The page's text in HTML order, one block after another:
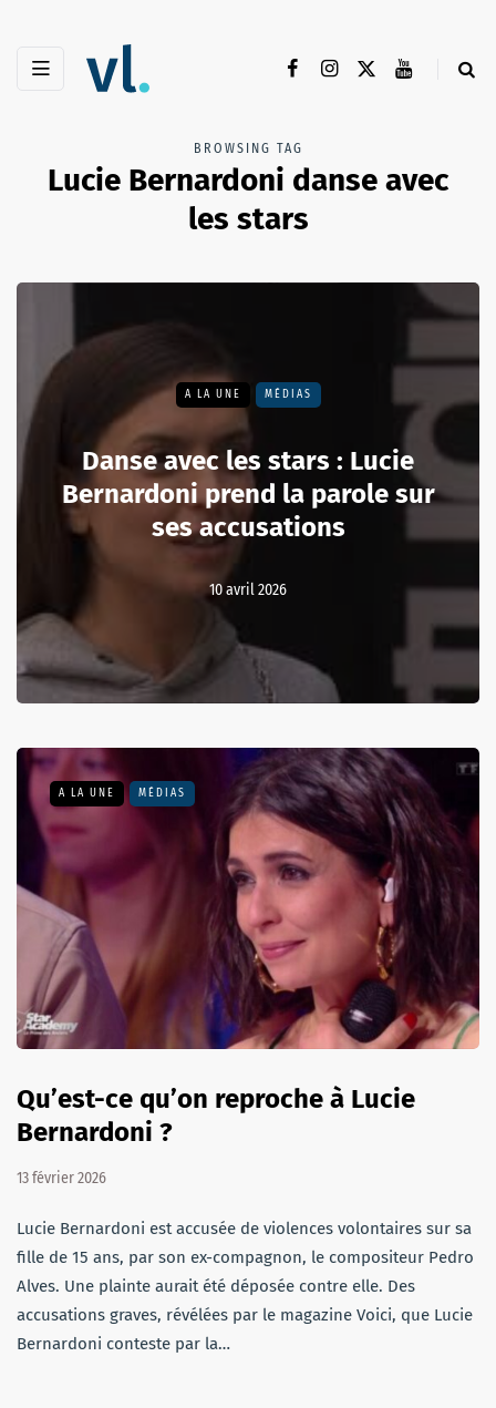
BROWSING TAG
Lucie Bernardoni danse avec
les stars
A LA UNE MÉDIAS
Danse avec les stars : Lucie
Bernardoni prend la parole sur
ses accusations
10 avril 2026
A LA UNE MÉDIAS
Qu’est-ce qu’on reproche à Lucie
Bernardoni ?
13 février 2026
Lucie Bernardoni est accusée de violences volontaires sur sa
fille de 15 ans, par son ex-compagnon, le compositeur Pedro
Alves. Une plainte aurait été déposée contre elle. Des
accusations graves, révélées par le magazine Voici, que Lucie
Bernardoni conteste par la…